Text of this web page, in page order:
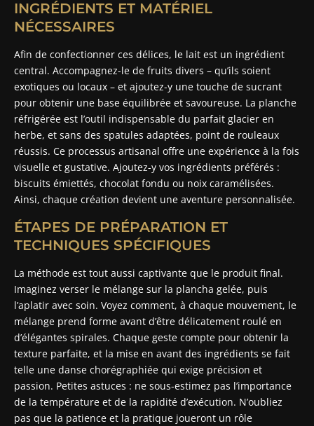
INGRÉDIENTS ET MATÉRIEL
NÉCESSAIRES
Afin de confectionner ces délices, le lait est un ingrédient
central. Accompagnez-le de fruits divers – qu’ils soient
exotiques ou locaux – et ajoutez-y une touche de sucrant
pour obtenir une base équilibrée et savoureuse. La planche
réfrigérée est l’outil indispensable du parfait glacier en
herbe, et sans des spatules adaptées, point de rouleaux
réussis. Ce processus artisanal offre une expérience à la fois
visuelle et gustative. Ajoutez-y vos ingrédients préférés :
biscuits émiettés, chocolat fondu ou noix caramélisées.
Ainsi, chaque création devient une aventure personnalisée.
ÉTAPES DE PRÉPARATION ET
TECHNIQUES SPÉCIFIQUES
La méthode est tout aussi captivante que le produit final.
Imaginez verser le mélange sur la plancha gelée, puis
l’aplatir avec soin. Voyez comment, à chaque mouvement, le
mélange prend forme avant d’être délicatement roulé en
d’élégantes spirales. Chaque geste compte pour obtenir la
texture parfaite, et la mise en avant des ingrédients se fait
telle une danse chorégraphiée qui exige précision et
passion. Petites astuces : ne sous-estimez pas l’importance
de la température et de la rapidité d’exécution. N’oubliez
pas que la patience et la pratique joueront un rôle